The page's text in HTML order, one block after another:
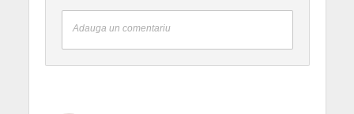
Adauga un comentariu